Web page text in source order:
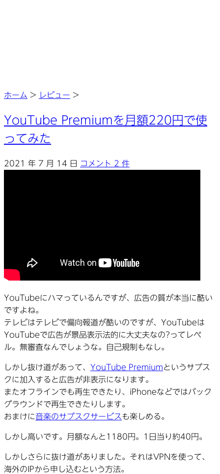
ホーム > レビュー >
YouTube Premiumを月額220円で使
ってみた
2021 年 7 月 14 日 コメント 2 件
YouTubeにハマっているんですが、広告の質が本当に酷い
ですよね。
テレビはテレビで偏向報道が酷いのですが、YouTubeは
YouTubeで広告が景品表示法的に大丈夫なの?ってレベ
ル。無審査なんでしょうな。自己規制もなし。
しかし抜け道があって、 YouTube Premiumというサブス
クに加入すると広告が非表示になります。
またオフラインでも再生できたり、iPhoneなどではバック
グラウンドで再生できたりします。
おまけに音楽のサブスクサービス も楽しめる。
しかし高いです。月額なんと1180円。1日当り約40円。
しかしさらに抜け道がありました。それはVPNを使って、
海外のIPから申し込むという方法。